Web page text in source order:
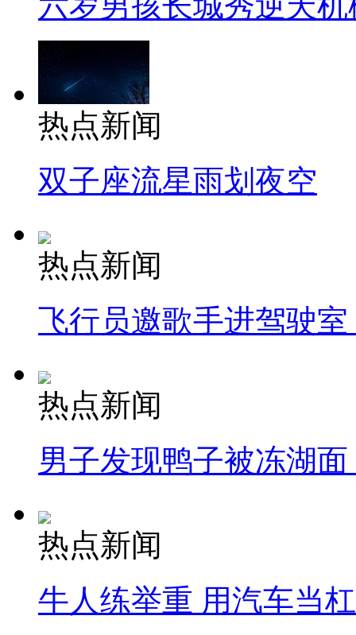
热点新闻
双子座流星雨划夜空
热点新闻
飞行员邀歌手进驾驶
热点新闻
男子发现鸭子被冻湖
热点新闻
牛人练举重 用汽车当